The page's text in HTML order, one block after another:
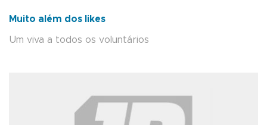
Muito além dos likes
Um viva a todos os voluntários